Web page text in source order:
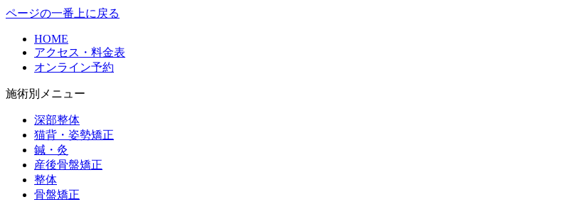
ページの一番上に戻る
HOME
アクセス・料金表
オンライン予約
施術別メニュー
深部整体
猫背・姿勢矯正
鍼・灸
産後骨盤矯正
整体
骨盤矯正